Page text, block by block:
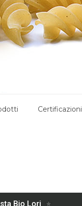
Certificazioni